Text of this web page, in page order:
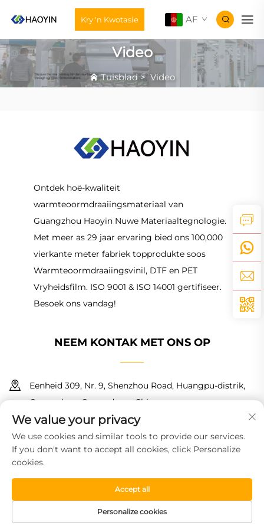
Kry 'n Kwotasie AF
Video
Tuisblad> Video
Ontdek hoë-kwaliteit
warmteoormdraaiingsmateriaal van
Guangzhou Haoyin Nuwe Materiaaltegnologie.
Met meer as 29 jaar ervaring bied ons 100,000
vierkante meter fabriek topprodukte soos
Warmteoormdraaiingsvinil, DTF en PET
Vryheidsfilm. ISO 9001 & ISO 14001 gertifiseer.
Besoek ons vandag!
NEEM KONTAK MET ONS OP
Eenheid 309, Nr. 9, Shenzhou Road, Huangpu-distrik,
Guangzhou, Guangdong, China
+86 18150601728
[email protected]
Kopiereg © 2026 Guangzhou Haoyin New Material Technology
Co., Ltd. Alle regte voorbehou. Privaatheidsbeleid
TUISBLAD PRODUKTE GRATIS MONSTER TEL
We value your privacy
We use cookies and similar tools to provide our services.
If you don't want to accept all cookies, click Personalize
cookies.
Personalize cookies
Accept all